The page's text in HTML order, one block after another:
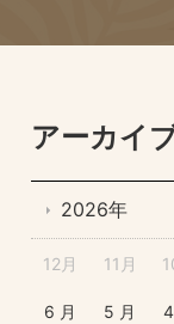
アーカイ
2026年
12月 11月
6 月 5 月